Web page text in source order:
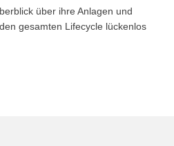
über ihre Anlagen und
gesamten Lifecycle lückenlos